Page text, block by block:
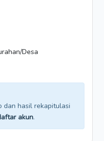
Desa
dan hasil rekapitulasi
akun.